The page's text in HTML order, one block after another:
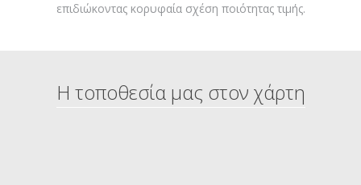
επιδιώκοντας κορυφαία σχέση ποιότητας τιμής.
Η τοποθεσία μας στον χάρτη